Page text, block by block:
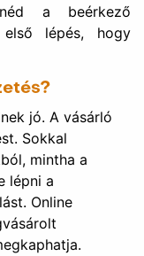
a beérkező
lépés, hogy
jó. A vásárló
Sokkal
mintha a
lépni a
Online